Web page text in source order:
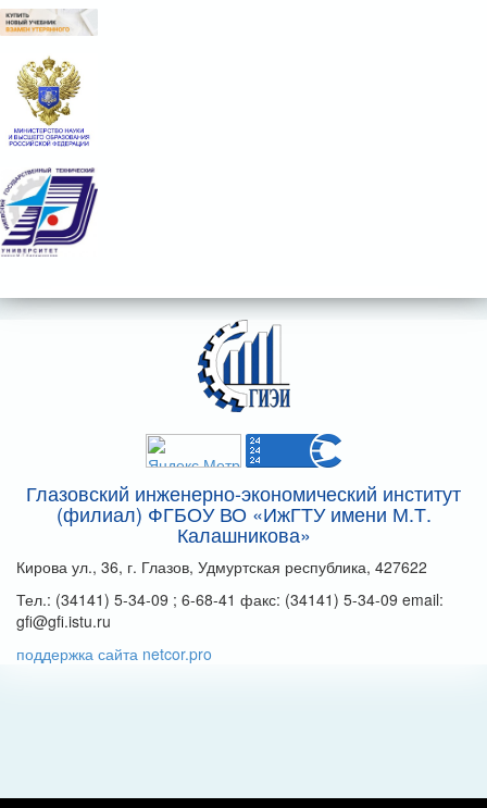
Глазовский инженерно-экономический институт
(филиал) ФГБОУ ВО «ИжГТУ имени М.Т.
Калашникова»
Кирова ул., 36, г. Глазов, Удмуртская республика, 427622
Тел.: (34141) 5-34-09 ; 6-68-41 факс: (34141) 5-34-09 email:
gfi@gfi.istu.ru
поддержка сайта netcor.pro